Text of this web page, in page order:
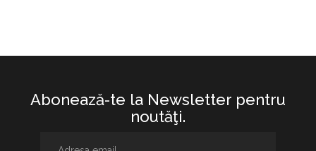
Abonează-te la Newsletter pentru
noutăţi.